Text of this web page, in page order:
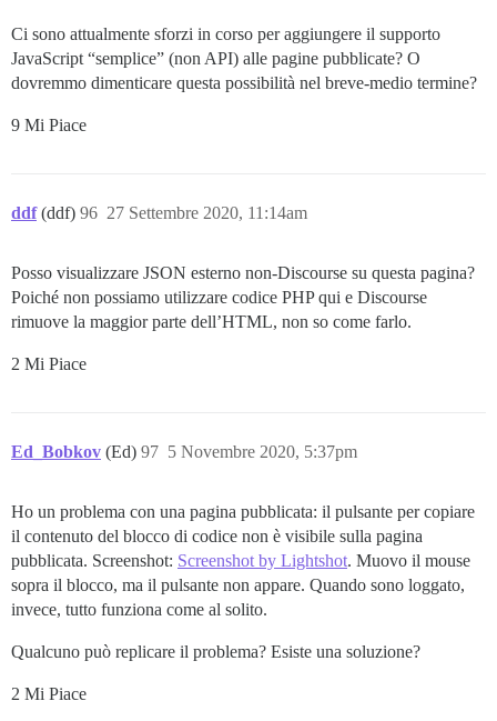
Ci sono attualmente sforzi in corso per aggiungere il supporto
JavaScript “semplice” (non API) alle pagine pubblicate? O
dovremmo dimenticare questa possibilità nel breve-medio termine?
9 Mi Piace
ddf (ddf) 27 Settembre 2020, 11:14am
96
Posso visualizzare JSON esterno non-Discourse su questa pagina?
Poiché non possiamo utilizzare codice PHP qui e Discourse
rimuove la maggior parte dell’HTML, non so come farlo.
2 Mi Piace
Ed_Bobkov (Ed) 5 Novembre 2020, 5:37pm
97
Ho un problema con una pagina pubblicata: il pulsante per copiare
il contenuto del blocco di codice non è visibile sulla pagina
pubblicata. Screenshot: Screenshot by Lightshot. Muovo il mouse
sopra il blocco, ma il pulsante non appare. Quando sono loggato,
invece, tutto funziona come al solito.
Qualcuno può replicare il problema? Esiste una soluzione?
2 Mi Piace